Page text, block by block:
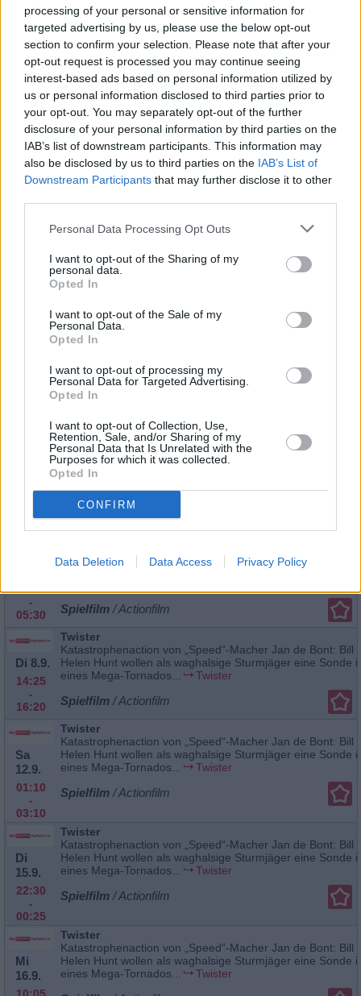
processing of your personal or sensitive information for
targeted advertising by us, please use the below opt-out
section to confirm your selection. Please note that after your
opt-out request is processed you may continue seeing
interest-based ads based on personal information utilized by
us or personal information disclosed to third parties prior to
your opt-out. You may separately opt-out of the further
disclosure of your personal information by third parties on the
IAB’s list of downstream participants. This information may
also be disclosed by us to third parties on the IAB’s List of
Downstream Participants that may further disclose it to other
Personal Data Processing Opt Outs
I want to opt-out of the Sharing of my
personal data.
Opted In
I want to opt-out of the Sale of my
Personal Data.
Opted In
I want to opt-out of processing my
Personal Data for Targeted Advertising.
Opted In
I want to opt-out of Collection, Use,
Retention, Sale, and/or Sharing of my
Personal Data that Is Unrelated with the
Purposes for which it was collected.
Opted In
CONFIRM
Data Deletion Data Access Privacy Policy
Schauspieler/in Abraham Benrubi
Abraham Benrubi
Sender
Datum
Katastrophenaction von „Speed“-Macher Jan de Bont: Bill
Helen Hunt wollen als waghalsige Sturmjäger eine Sonde
eines Mega-Tornados...
Spielfilm/ Actionfilm
Helen Hunt wollen als waghalsige Sturmjäger eine Sonde
eines Mega-Tornados...
Twister
Mi 2.9.
20:15
Twister
Katastrophenaction von „Speed“-Macher Jan de Bont: Bill
Helen Hunt wollen als waghalsige Sturmjäger eine Sonde
eines Mega-Tornados...
Twister
Spielfilm/ Actionfilm
03:40
-
05:30
Katastrophenaction von „Speed“-Macher Jan de Bont: Bill
Helen Hunt wollen als waghalsige Sturmjäger eine Sonde
Spielfilm / Actionfilm
Di 8.9.
14:25
-
16:20
Twister
Katastrophenaction von „Speed“-Macher Jan de Bont: Bill
Helen Hunt wollen als waghalsige Sturmjäger eine Sonde
eines Mega-Tornados...
Twister
Spielfilm / Actionfilm
Sa
12.9.
01:10
-
03:10
Twister
Katastrophenaction von „Speed“-Macher Jan de Bont: Bill
Helen Hunt wollen als waghalsige Sturmjäger eine Sonde
eines Mega-Tornados...
Twister
Spielfilm / Actionfilm
Di
15.9.
22:30
-
00:25
Twister
Katastrophenaction von „Speed“-Macher Jan de Bont: Bill
Helen Hunt wollen als waghalsige Sturmjäger eine Sonde
eines Mega-Tornados...
Twister
Spielfilm / Actionfilm
Mi
16.9.
10:05
Twister
Katastrophenaction von „Speed“-Macher Jan de Bont: Bill
Helen Hunt wollen als waghalsige Sturmjäger eine Sonde
eines Mega-Tornados...
Twister